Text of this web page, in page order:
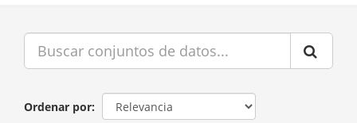
Ordenar por